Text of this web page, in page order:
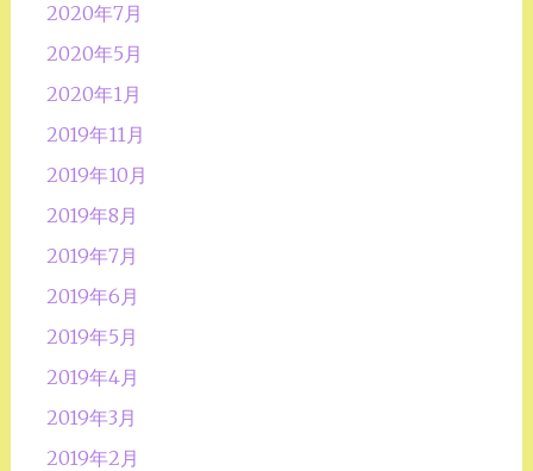
2020年7月
2020年5月
2020年1月
2019年11月
2019年10月
2019年8月
2019年7月
2019年6月
2019年5月
2019年4月
2019年3月
2019年2月